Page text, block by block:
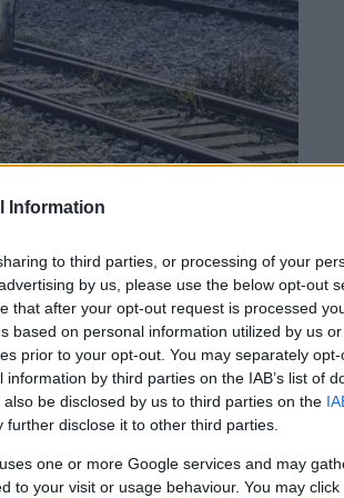
Information
to third parties, or processing of your
by us, please use the below opt-out
that after your opt-out request is processed
based on personal information utilized by us
prior to your opt-out. You may separately
by third parties on the IAB’s list of
be disclosed by us to third parties on the
further disclose it to other third parties.
one or more Google services and may
to your visit or usage behaviour. You may
το απόγευμα του
γραμμές.
στις 17:30 στην
μηχανή και ένα βαγόνι